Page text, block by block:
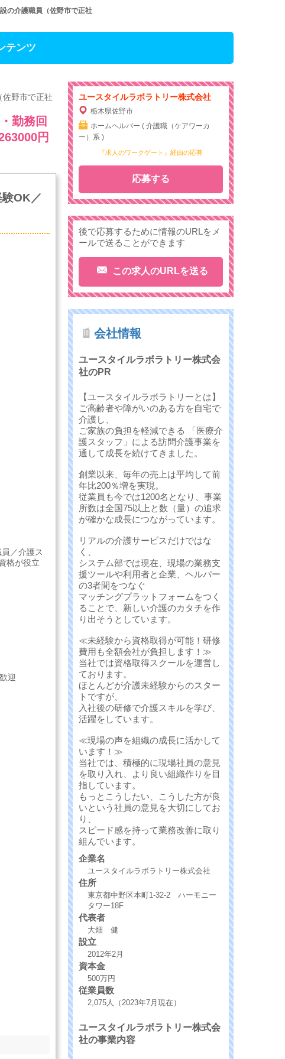
の介護職員（佐野市で正社
テンツ
野市で正社
勤務回
円
OK／
／介護ス
格が役立
迎
ユースタイルラボラトリー株式会社
栃木県佐野市
ホームヘルパー ( 介護職（ケアワーカ
ー）系 )
『求人のワークゲート』経由の応募
応募する
後で応募するために情報のURLをメ
ールで送ることができます
この求人のURLを送る
会社情報
ユースタイルラボラトリー株式会
社のPR
【ユースタイルラボラトリーとは】
ご高齢者や障がいのある方を自宅で
介護し、
ご家族の負担を軽減できる 「医療介
護スタッフ」による訪問介護事業を
通して成長を続けてきました。
創業以来、毎年の売上は平均して前
年比200％増を実現。
従業員も今では1200名となり、事業
所数は全国75以上と数（量）の追求
が確かな成長につながっています。
リアルの介護サービスだけではな
く、
システム部では現在、現場の業務支
援ツールや利用者と企業、ヘルパー
の3者間をつなぐ
マッチングプラットフォームをつく
ることで、新しい介護のカタチを作
り出そうとしています。
≪未経験から資格取得が可能！研修
費用も全額会社が負担します！≫
当社では資格取得スクールを運営し
ております。
ほとんどが介護未経験からのスター
トですが、
入社後の研修で介護スキルを学び、
活躍をしています。
≪現場の声を組織の成長に活かして
います！≫
当社では、積極的に現場社員の意見
を取り入れ、より良い組織作りを目
指しています。
もっとこうしたい、こうした方が良
いという社員の意見を大切にしてお
り、
スピード感を持って業務改善に取り
組んでいます。
企業名
ユースタイルラボラトリー株式会社
住所
東京都中野区本町1-32-2 ハーモニー
タワー18F
代表者
大畑 健
設立
2012年2月
資本金
500万円
従業員数
2,075人（2023年7月現在）
ユースタイルラボラトリー株式会
社の事業内容